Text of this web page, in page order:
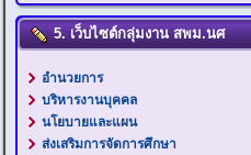
5. เว็บไซต์กลุ่มงาน สพม.นศ
อำนวยการ
บริหารงานบุคคล
นโยบายและแผน
ส่งเสริมการจัดการศึกษา